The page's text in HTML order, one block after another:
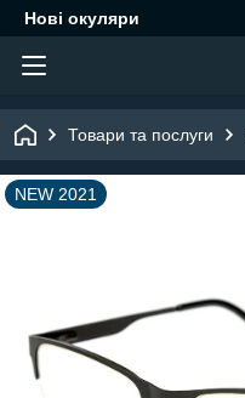
Нові окуляри
Товари та послуги
NEW 2021